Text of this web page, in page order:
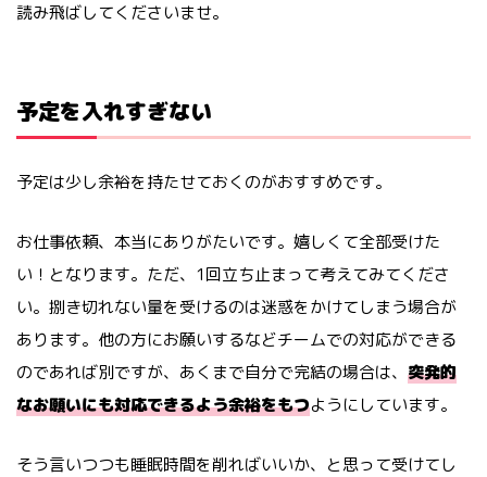
読み飛ばしてくださいませ。
予定を入れすぎない
予定は少し余裕を持たせておくのがおすすめです。
お仕事依頼、本当にありがたいです。嬉しくて全部受けた
い！となります。ただ、1回立ち止まって考えてみてくださ
い。捌き切れない量を受けるのは迷惑をかけてしまう場合が
あります。他の方にお願いするなどチームでの対応ができる
のであれば別ですが、あくまで自分で完結の場合は、 突発的
なお願いにも対応できるよう余裕をもつようにしています。
そう言いつつも睡眠時間を削ればいいか、と思って受けてし